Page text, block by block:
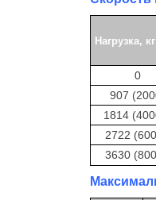
Нагрузка,
0
907
1814
2722
3630